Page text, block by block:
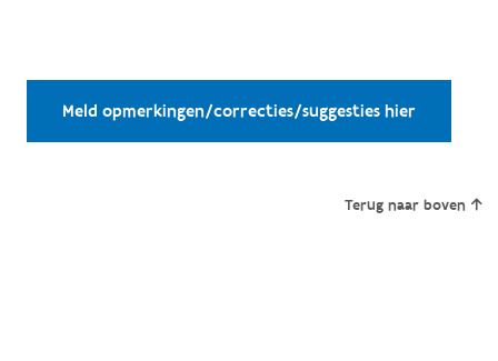
Meld opmerkingen/correcties/suggesties hier
Terug naar boven